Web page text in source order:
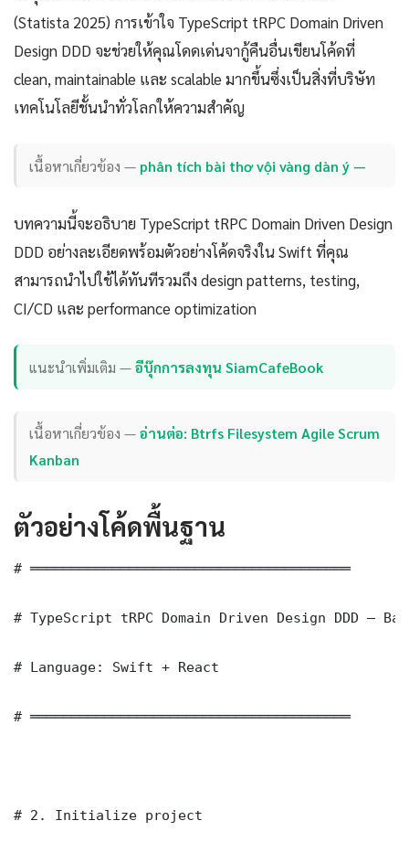
(Statista 2025) การเข้าใจ TypeScript tRPC Domain Driven
Design DDD จะช่วยให้คุณโดดเด่นจากู้คืนอื่นเขียนโค้ดที่
clean, maintainable และ scalable มากขึ้นซึ่งเป็นสิ่งที่บริษัท
เทคโนโลยีชั้นนำทั่วโลกให้ความสำคัญ
เนื้อหาเกี่ยวข้อง — phân tích bài thơ vội vàng dàn ý —
บทความนี้จะอธิบาย TypeScript tRPC Domain Driven Design
DDD อย่างละเอียดพร้อมตัวอย่างโค้ดจริงใน Swift ที่คุณ
สามารถนำไปใช้ได้ทันทีรวมถึง design patterns, testing,
CI/CD และ performance optimization
แนะนำเพิ่มเติม —อีบุ๊กการลงทุน SiamCafeBook
เนื้อหาเกี่ยวข้อง —อ่านต่อ: Btrfs Filesystem Agile Scrum
Kanban
ตัวอย่างโค้ดพื้นฐาน
# ═══════════════════════════════════════
# TypeScript tRPC Domain Driven Design DDD —
# Language: Swift + React
# ═══════════════════════════════════════
# 2. Initialize project